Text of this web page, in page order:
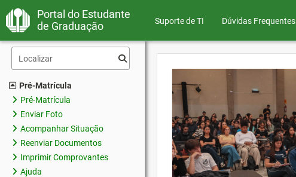
Portal do Estudante
de Graduação
Suporte de TI Dúvidas Frequentes
Pré-Matrícula
Pré-Matrícula
Enviar Foto
Acompanhar Situação
Reenviar Documentos
Imprimir Comprovantes
Ajuda